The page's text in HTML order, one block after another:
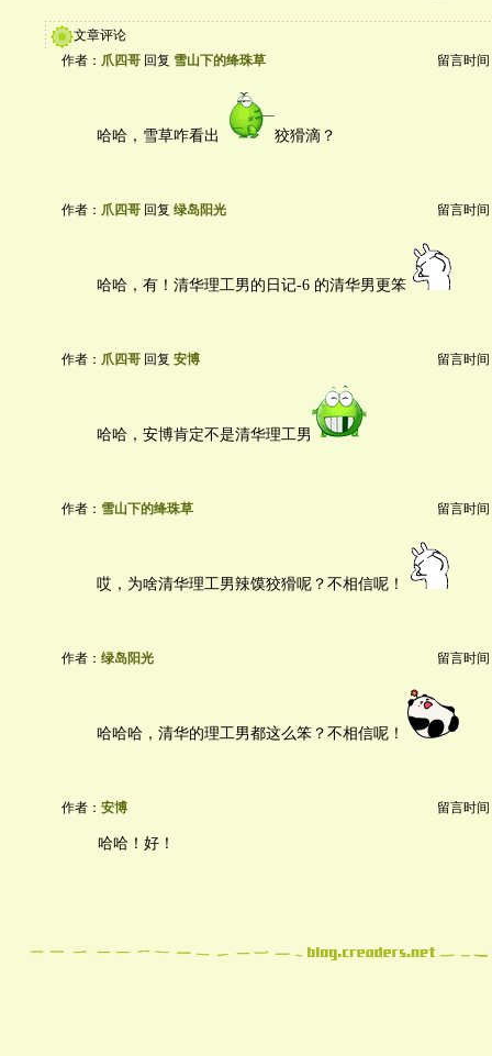
文章评论
作者： 爪四哥 回复 雪山下的绛珠草 留言时间
哈哈，雪草咋看出 狡猾滴？
作者： 爪四哥 回复 绿岛阳光 留言时间
哈哈，有！清华理工男的日记-6 的清华男更笨
作者： 爪四哥 回复 安博 留言时间
哈哈，安博肯定不是清华理工男
作者： 雪山下的绛珠草 留言时间
哎，为啥清华理工男辣馍狡猾呢？不相信呢！
作者： 绿岛阳光 留言时间
哈哈哈，清华的理工男都这么笨？不相信呢！
作者： 安博 留言时间
哈哈！好！